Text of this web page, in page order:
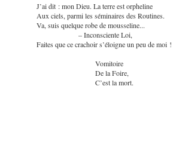
J’ai dit : mon Dieu. La terre est orpheline
Aux ciels, parmi les séminaires des Routines.
Va, suis quelque robe de mousseline...
– Inconsciente Loi,
Faites que ce crachoir s’éloigne un peu de moi !
Vomitoire
De la Foire,
C’est la mort.